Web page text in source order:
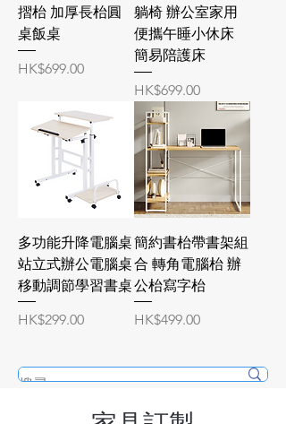
摺枱 加厚長枱圓
桌飯桌
價格
HK$699.00
躺椅 辦公室家用
便攜午睡小休床
簡易陪護床
價格
HK$699.00
多功能升降電腦桌
站立式辦公電腦桌
移動調節學習書桌
價格
HK$299.00
簡約書枱帶書架組
合 轉角電腦枱 辦
公枱寫字枱
價格
HK$499.00